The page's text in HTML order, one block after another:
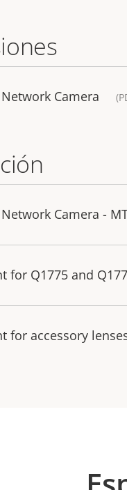
Network Camera
Network Camera -
for Q1775 and
for accessory